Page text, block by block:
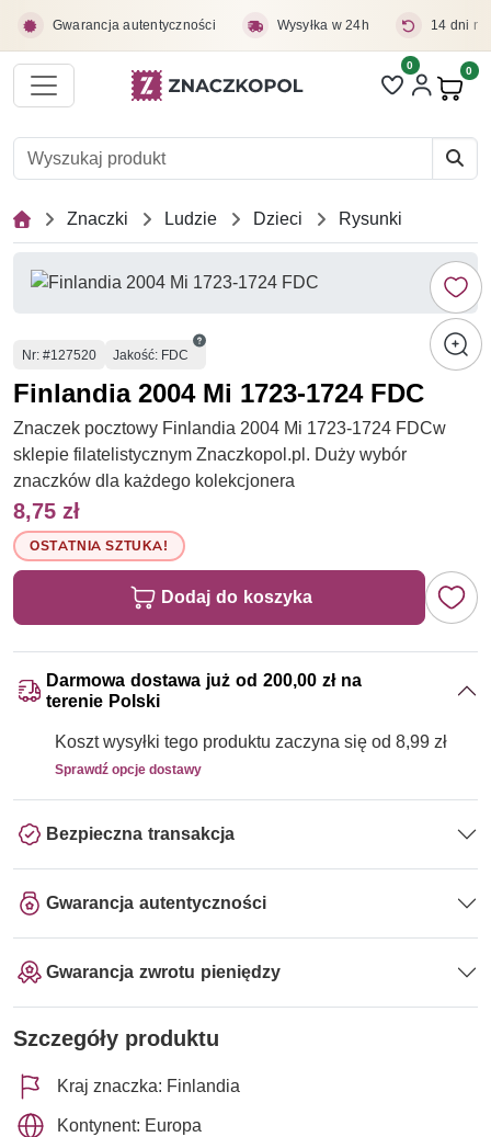
Gwarancja autentyczności Wysyłka w 24h 14 dni
Liczba pozycji
0 0
Znaczki Ludzie Dzieci Rysunki
Numer
Nr: #127520 Jakość: FDC
Finlandia 2004 Mi 1723-1724 FDC
Znaczek pocztowy Finlandia 2004 Mi 1723-1724 FDCw
sklepie filatelistycznym Znaczkopol.pl. Duży wybór
znaczków dla każdego kolekcjonera
8,75 zł
OSTATNIA SZTUKA!
Dodaj do koszyka
Darmowa dostawa już od 200,00 zł na
terenie Polski
Koszt wysyłki tego produktu zaczyna się od 8,99 zł
Sprawdź opcje dostawy
Bezpieczna transakcja
Gwarancja autentyczności
Gwarancja zwrotu pieniędzy
Szczegóły produktu
Kraj znaczka: Finlandia
Kontynent: Europa